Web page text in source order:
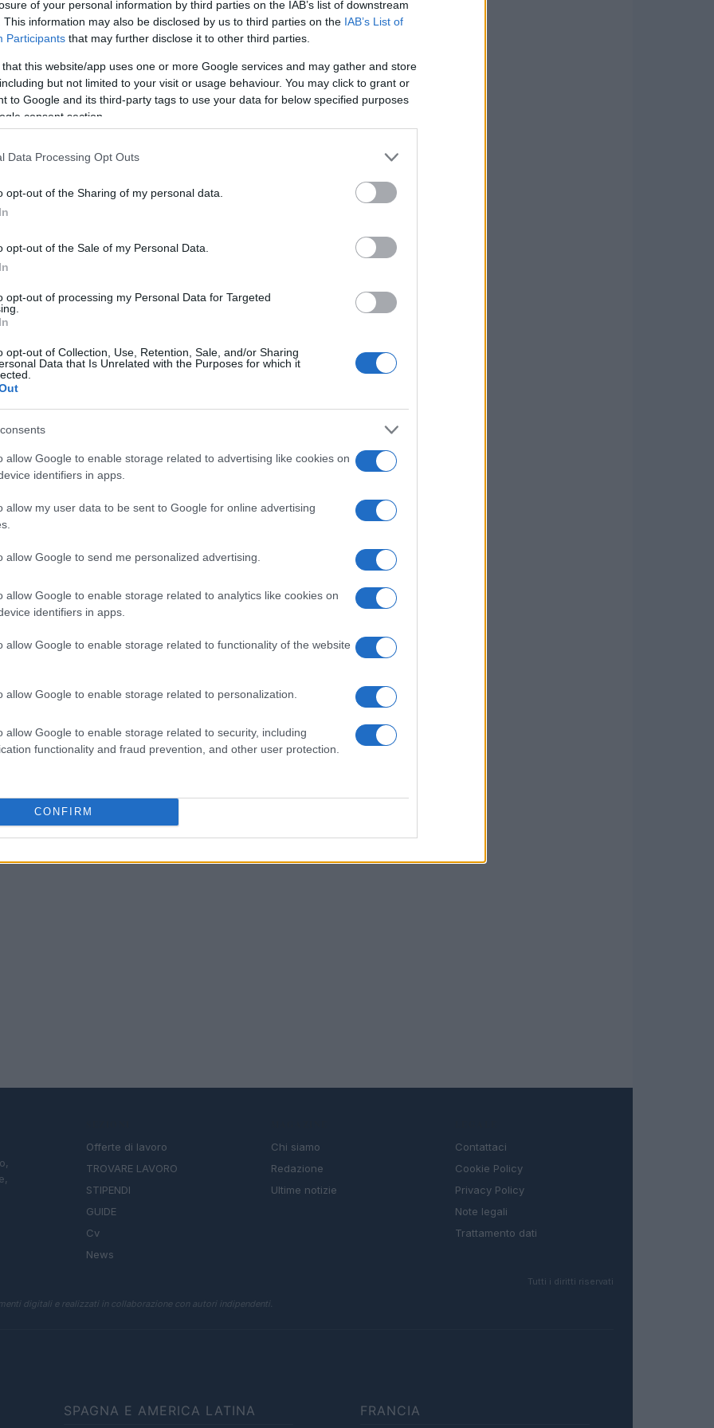
of your personal information by third parties on the IAB’s list of downstream
This information may also be disclosed by us to third parties on the IAB’s List of
Participants that may further disclose it to other third parties.
that this website/app uses one or more Google services and may gather and store
but not limited to your visit or usage behaviour. You may click to grant or
to Google and its third-party tags to use your data for below specified purposes
consent section.
Data Processing Opt Outs
opt-out of the Sharing of my personal data.
opt-out of the Sale of my Personal Data.
opt-out of processing my Personal Data for Targeted
opt-out of Collection, Use, Retention, Sale, and/or Sharing
Data that Is Unrelated with the Purposes for which it
allow Google to enable storage related to advertising like cookies on
identifiers in apps.
allow my user data to be sent to Google for online advertising
allow Google to send me personalized advertising.
allow Google to enable storage related to analytics like cookies on
identifiers in apps.
allow Google to enable storage related to functionality of the website
allow Google to enable storage related to personalization.
allow Google to enable storage related to security, including
functionality and fraud prevention, and other user protection.
CONFIRM
Salario mensile medio 9,260 PROVA (111.000 TRY
all’anno) BASSO 4.720 PROVA MEDIA 9.260 PROVA
ALTO…
Redazione · 27 Gen 2021
Stipendio medio per ingegnere
meccanico in Turchia
Quanti soldi guadagna un ingegnere meccanico in
(94.900 TRY all’anno) BASSO 4.110 PROVA MEDIA
7.910 PROVA…
Offerte di lavoro
TROVARE LAVORO
STIPENDI
GUIDE
Cv
News
Chi siamo
Redazione
Ultime notizie
Contattaci
Cookie Policy
Privacy Policy
Note legali
Trattamento dati
Tutti i diritti riservati
digitali e realizzati in collaborazione con autori indipendenti.
SPAGNA E AMERICA LATINA FRANCIA